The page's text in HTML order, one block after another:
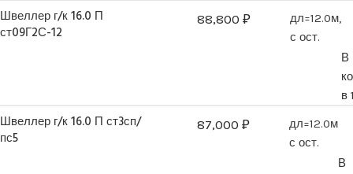
Швеллер г/к 16.0 П
ст09Г2С-12
88,800 ₽
дл=12.0м,
с ост.
В
в
Швеллер г/к 16.0 П ст3сп/
пс5
87,000 ₽
дл=12.0м
с ост.
В